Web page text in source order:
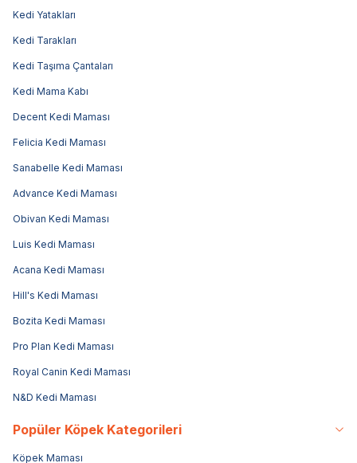
Kedi Yatakları
Kedi Tarakları
Kedi Taşıma Çantaları
Kedi Mama Kabı
Decent Kedi Maması
Felicia Kedi Maması
Sanabelle Kedi Maması
Advance Kedi Maması
Obivan Kedi Maması
Luis Kedi Maması
Acana Kedi Maması
Hill's Kedi Maması
Bozita Kedi Maması
Pro Plan Kedi Maması
Royal Canin Kedi Maması
N&D Kedi Maması
Popüler Köpek Kategorileri
Köpek Maması